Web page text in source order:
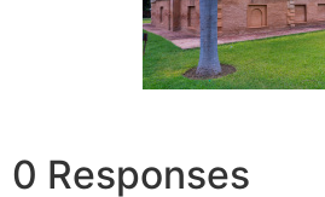
0 Responses